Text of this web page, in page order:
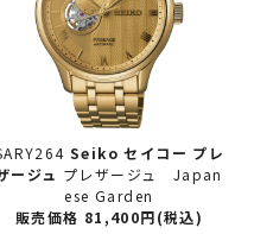
Seiko セイコー プレ
ージュ プレザージュ Japan
ese Garden
販売価格 81,400円(税込)